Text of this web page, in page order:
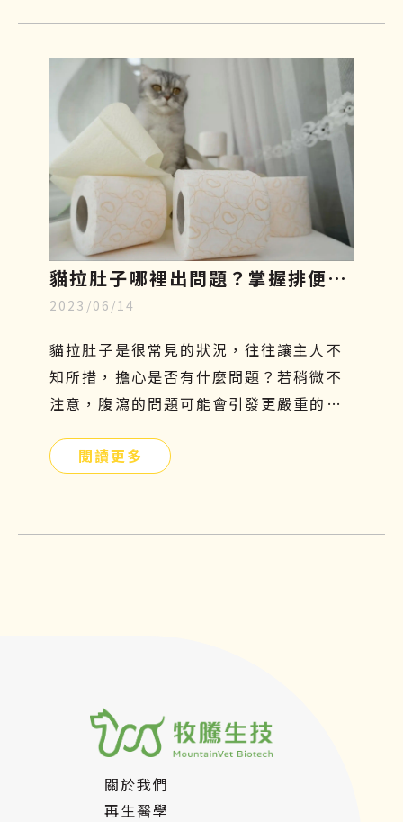
貓拉肚子哪裡出問題？掌握排便型
態、飲食與治療關鍵，重回健康活
力
2023/06/14
貓拉肚子是很常見的狀況，往往讓主人不
知所措，擔心是否有什麼問題？若稍微不
注意，腹瀉的問題可能會引發更嚴重的危
狀，找出正確的原因才能有效解決問題！
對炎性腸症的控制與改善介紹，希望可以
閱讀更多
關於我們
再生醫學